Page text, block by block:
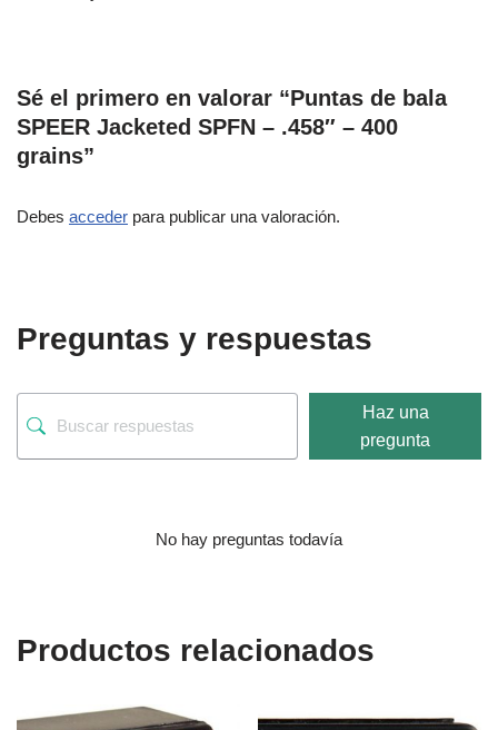
Sé el primero en valorar “Puntas de bala
SPEER Jacketed SPFN – .458″ – 400
grains”
Debes acceder para publicar una valoración.
Preguntas y respuestas
Haz una
pregunta
No hay preguntas todavía
Productos relacionados